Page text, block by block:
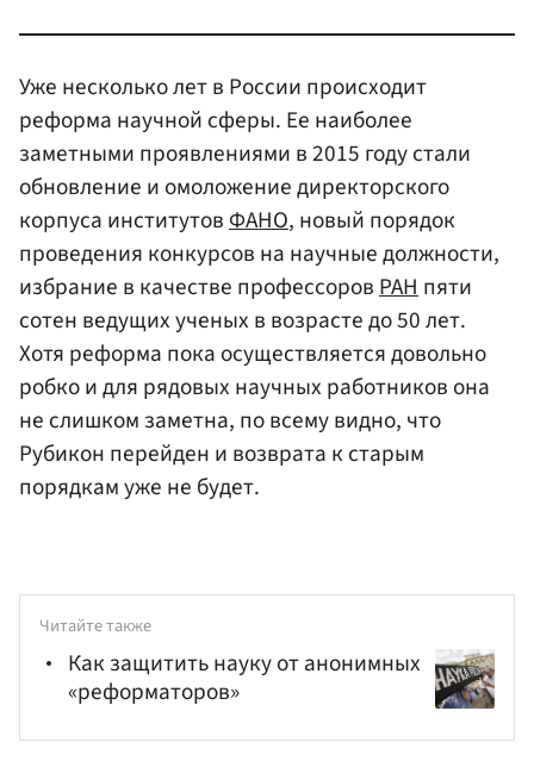
Уже несколько лет в России происходит
реформа научной сферы. Ее наиболее
заметными проявлениями в 2015 году стали
обновление и омоложение директорского
корпуса институтовФАНО, новый порядок
проведения конкурсов на научные должности,
избрание в качестве профессоровРАНпяти
сотен ведущих ученых в возрасте до 50 лет.
Хотя реформа пока осуществляется довольно
робко и для рядовых научных работников она
не слишком заметна, по всему видно, что
Рубикон перейден и возврата к старым
порядкам уже не будет.
Читайте также
Как защитить науку от анонимных
«реформаторов»